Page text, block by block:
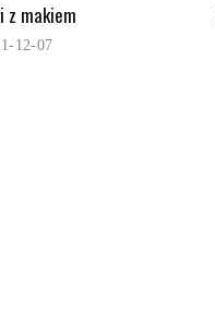
z makiem
12-07